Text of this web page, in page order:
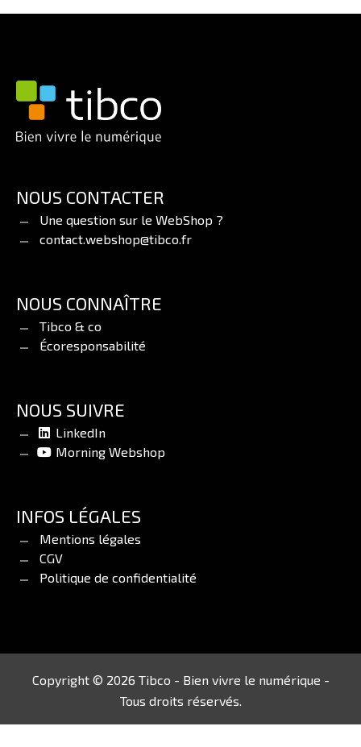
NOUS CONTACTER
Une question sur le WebShop ?
contact.webshop@tibco.fr
NOUS CONNAÎTRE
Tibco & co
Écoresponsabilité
NOUS SUIVRE
LinkedIn
Morning Webshop
INFOS LÉGALES
Mentions légales
CGV
Politique de confidentialité
Copyright © 2026 Tibco - Bien vivre le numérique -
Tous droits réservés.